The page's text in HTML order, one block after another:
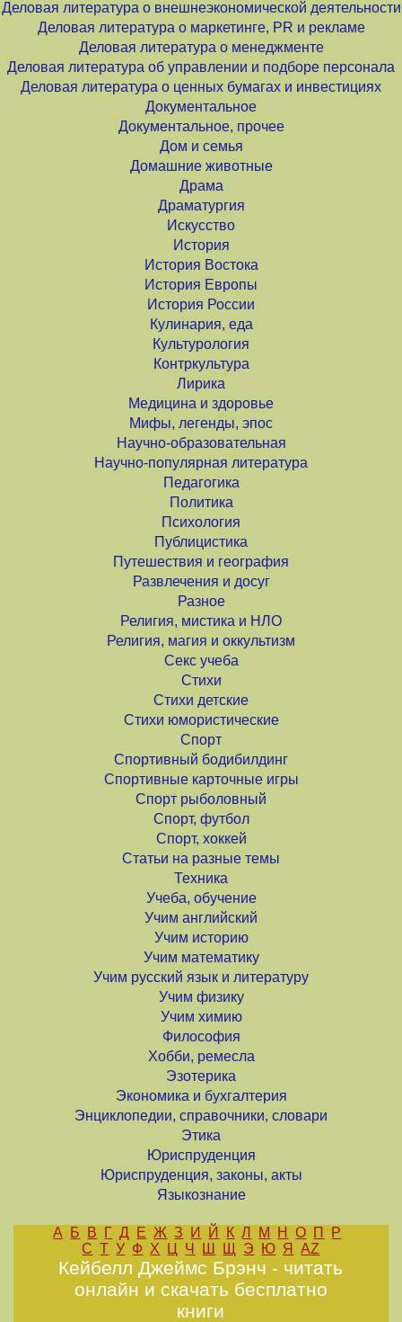
Деловая литература о внешнеэкономической деятельности
Деловая литература о маркетинге, PR и рекламе
Деловая литература о менеджменте
Деловая литература об управлении и подборе персонала
Деловая литература о ценных бумагах и инвестициях
Документальное
Документальное, прочее
Дом и семья
Домашние животные
Драма
Драматургия
Искусство
История
История Востока
История Европы
История России
Кулинария, еда
Культурология
Контркультура
Лирика
Медицина и здоровье
Мифы, легенды, эпос
Научно-образовательная
Научно-популярная литература
Педагогика
Политика
Психология
Публицистика
Путешествия и география
Развлечения и досуг
Разное
Религия, мистика и НЛО
Религия, магия и оккультизм
Секс учеба
Стихи
Стихи детские
Стихи юмористические
Спорт
Спортивный бодибилдинг
Спортивные карточные игры
Спорт рыболовный
Спорт, футбол
Спорт, хоккей
Статьи на разные темы
Техника
Учеба, обучение
Учим английский
Учим историю
Учим математику
Учим русский язык и литературу
Учим физику
Учим химию
Философия
Хобби, ремесла
Эзотерика
Экономика и бухгалтерия
Энциклопедии, справочники, словари
Этика
Юриспруденция
Юриспруденция, законы, акты
Языкознание
А Б В Г Д Е Ж З И Й К Л М Н О П
Р
С Т У Ф Х Ц Ч Ш Щ Э Ю Я AZ
Кейбелл Джеймс Брэнч - читать
онлайн и скачать бесплатно
книги